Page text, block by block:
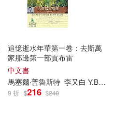
追憶逝水年華第一卷：去斯萬
家那邊第一部貢布雷
中文書
馬塞爾‧普魯斯特 李又白 Y.B.LEE
9 折 $216 $240